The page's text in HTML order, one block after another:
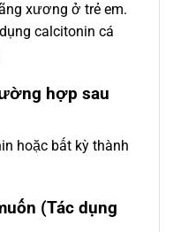
xương ở trẻ em.
calcitonin cá
hợp sau
hoặc bất kỳ thành
(Tác dụng